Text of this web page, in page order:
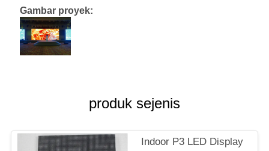
Gambar proyek:
produk sejenis
Indoor P3 LED Display